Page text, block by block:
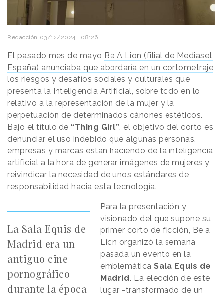
Redacción 03/12/2024 · 08:26
El pasado mes de mayo Be A Lion (filial de Mediaset
España) anunciaba que abordaría en un cortometraje
los riesgos y desafíos sociales y culturales que
presenta la Inteligencia Artificial, sobre todo en lo
relativo a la representación de la mujer y la
perpetuación de determinados cánones estéticos.
Bajo el título de “Thing Girl”, el objetivo del corto es
denunciar el uso indebido que algunas personas,
empresas y marcas están haciendo de la inteligencia
artificial a la hora de generar imágenes de mujeres y
reivindicar la necesidad de unos estándares de
responsabilidad hacia esta tecnología.
La Sala Equis de
Madrid era un
antiguo cine
pornográfico
durante la época
Para la presentación y
visionado del que supone su
primer corto de ficción, Be a
Lion organizó la semana
pasada un evento en la
emblemáticaSala Equis de
Madrid. La elección de este
lugar -transformado de un